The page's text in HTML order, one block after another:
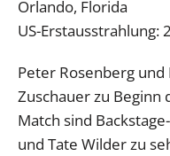
Orlando, Florida
US-Erstausstrahlung:
Peter Rosenberg
Zuschauer zu Beginn
Match sind
und Tate Wilder zu